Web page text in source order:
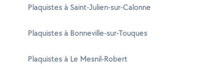
Plaquistes à Saint-Julien-sur-Calonne
Plaquistes à Bonneville-sur-Touques
Plaquistes à Le Mesnil-Robert